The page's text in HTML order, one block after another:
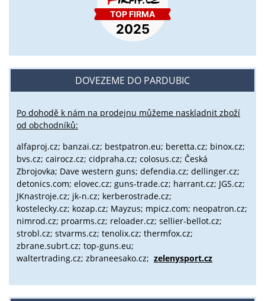
DOVEZEME DO PARDUBIC
Po dohodě k nám na prodejnu můžeme naskladnit zboží
od obchodníků:
alfaproj.cz; banzai.cz; bestpatron.eu; beretta.cz; binox.cz;
bvs.cz; cairocz.cz; cidpraha.cz; colosus.cz; Česká
Zbrojovka; Dave western guns; defendia.cz; dellinger.cz;
detonics.com; elovec.cz; guns-trade.cz; harrant.cz; JGS.cz;
JKnastroje.cz; jk-n.cz; kerberostrade.cz;
kostelecky.cz; kozap.cz; Mayzus; mpicz.com; neopatron.cz;
nimrod.cz; proarms.cz; reloader.cz; sellier-bellot.cz;
strobl.cz; stvarms.cz; tenolix.cz; thermfox.cz;
zbrane.subrt.cz; top-guns.eu;
waltertrading.cz; zbraneesako.cz; zelenysport.cz